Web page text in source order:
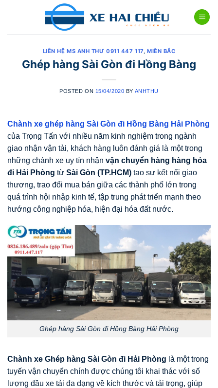
LIÊN HỆ MS ANH THƯ 0911 447 117, MIỀN BẮC
Ghép hàng Sài Gòn đi Hồng Bàng
POSTED ON 15/04/2020 BY ANHTHU
Chành xe ghép hàng Sài Gòn đi Hồng Bàng Hải Phòng
của Trọng Tấn với nhiều năm kinh nghiệm trong ngành
giao nhận vận tải, khách hàng luôn đánh giá là một trong
những chành xe uy tín nhận vận chuyển hàng hàng hóa
đi Hải Phòng từ Sài Gòn (TP.HCM) tạo sự kết nối giao
thương, trao đổi mua bán giữa các thành phố lớn trong
quá trình hội nhập kinh tế, tập trung phát triển mạnh theo
hướng công nghiệp hóa, hiện đại hóa đất nước.
Ghép hàng Sài Gòn đi Hồng Bàng Hải Phòng
Chành xe Ghép hàng Sài Gòn đi Hải Phòng là một trong
tuyến vận chuyển chính được chúng tôi khai thác với số
lượng đầu xe tải đa dạng về kích thước và tải trọng, giúp